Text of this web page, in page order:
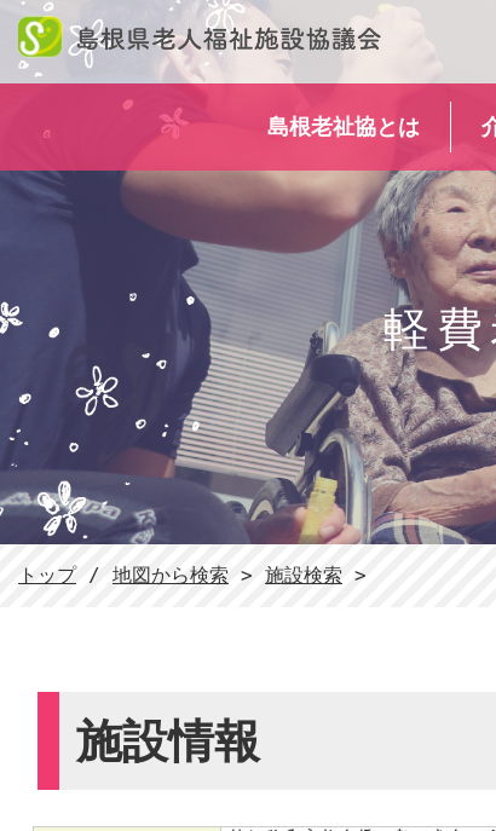
このページの本文へ
島根老祉協とは
軽
現
トップ/ 地図から検索 > 施設検索 >
施設情報